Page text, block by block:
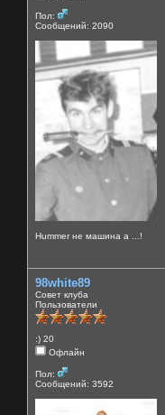
Пол:
Сообщений: 2090
Нummer не машина а ...!
98white89
Совет клуба
Пользователи
:) 20
Офлайн
Пол:
Сообщений: 3592